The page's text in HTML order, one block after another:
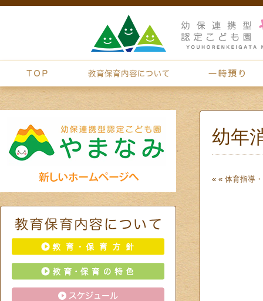
幼年
« « 体育指導